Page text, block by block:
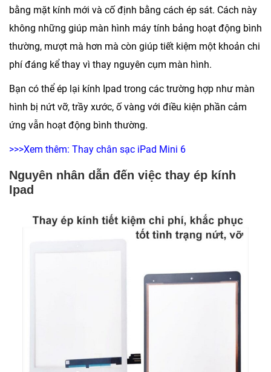
bằng mặt kính mới và cố định bằng cách ép sát. Cách này
không những giúp màn hình máy tính bảng hoạt động bình
thường, mượt mà hơn mà còn giúp tiết kiệm một khoản chi
phí đáng kể thay vì thay nguyên cụm màn hình.
Bạn có thể ép lại kính Ipad trong các trường hợp như màn
hình bị nứt vỡ, trầy xước, ố vàng với điều kiện phần cảm
ứng vẫn hoạt động bình thường.
>>>Xem thêm: Thay chân sạc iPad Mini 6
Nguyên nhân dẫn đến việc thay ép kính
Ipad